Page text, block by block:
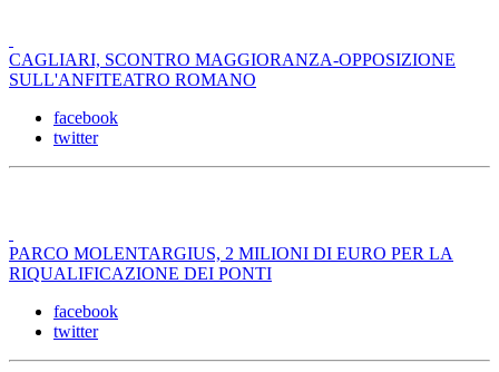
CAGLIARI, SCONTRO MAGGIORANZA-OPPOSIZIONE
SULL'ANFITEATRO ROMANO
facebook
twitter
PARCO MOLENTARGIUS, 2 MILIONI DI EURO PER LA
RIQUALIFICAZIONE DEI PONTI
facebook
twitter